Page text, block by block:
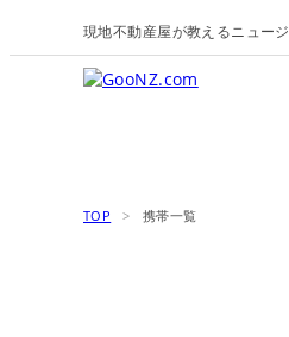
現地不動産屋が教えるニュー
TOP > 携帯一覧